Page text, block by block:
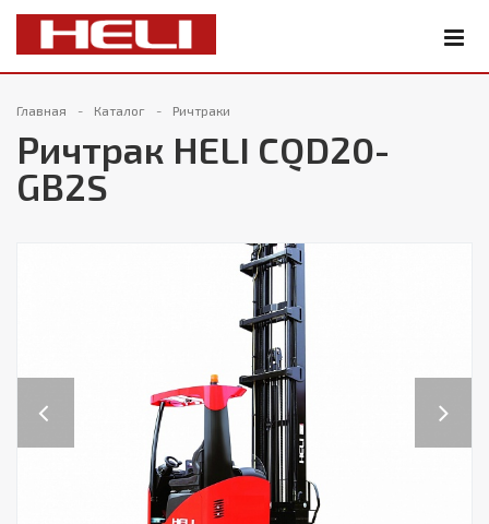
Главная Каталог Ричтраки
Ричтрак HELI CQD20-
GB2S